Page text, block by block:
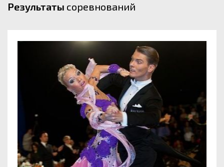
Результаты соревнований